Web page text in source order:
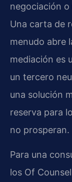
negociación o
Una carta de
menudo abre
mediación es
un tercero
una solución
reserva para
no prosperan.
Para una
los Of